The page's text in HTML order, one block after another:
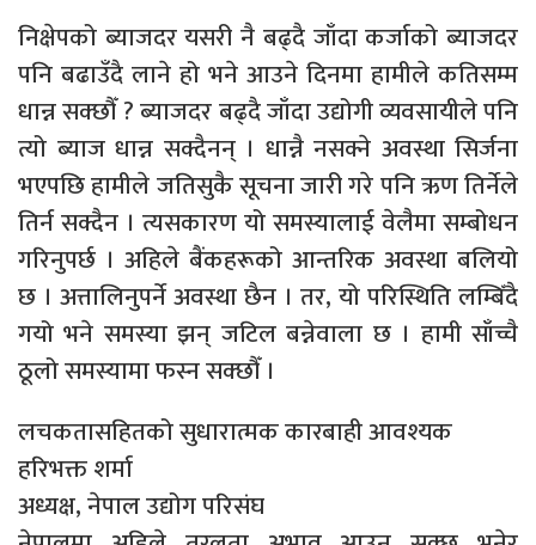
निक्षेपको ब्याजदर यसरी नै बढ्दै जाँदा कर्जाको ब्याजदर
पनि बढाउँदै लाने हो भने आउने दिनमा हामीले कतिसम्म
धान्न सक्छौँ ? ब्याजदर बढ्दै जाँदा उद्योगी व्यवसायीले पनि
त्यो ब्याज धान्न सक्दैनन् । धान्नै नसक्ने अवस्था सिर्जना
भएपछि हामीले जतिसुकै सूचना जारी गरे पनि ऋण तिर्नेले
तिर्न सक्दैन । त्यसकारण यो समस्यालाई वेलैमा सम्बोधन
गरिनुपर्छ । अहिले बैंकहरूको आन्तरिक अवस्था बलियो
छ । अत्तालिनुपर्ने अवस्था छैन । तर, यो परिस्थिति लम्बिँदै
गयो भने समस्या झन् जटिल बन्नेवाला छ । हामी साँच्चै
ठूलो समस्यामा फस्न सक्छौँ ।
लचकतासहितको सुधारात्मक कारबाही आवश्यक
हरिभक्त शर्मा
अध्यक्ष, नेपाल उद्योग परिसंघ